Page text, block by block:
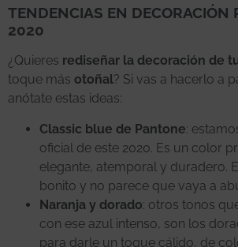
TENDENCIAS EN DECORACIÓN
2020
¿Quieres rediseñar la decoración de
toque más otoñal? Si vas a hacerlo a
anótate estas ideas:
Classic blue de Pantone:
oficial de este 2020. Es un color
elegante, atemporal y duradero.
bonito y no parece que vaya a
Naranja y dorado: otros tonos
con ese azul intenso, son los
para darle un toque cálido, de